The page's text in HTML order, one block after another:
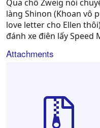
Qua chỗ Zweig nói
làng Shinon (Khoan vô
love letter cho Ellen
đánh xe điên lấy Speed
Attachments